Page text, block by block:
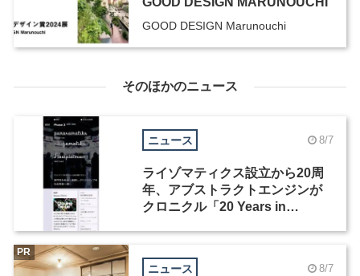
GOOD DESIGN Marunouchi
そのほかのニュース
ニュース 8/7
ライゾマティクス設立から20周
年、アブストラクトエンジンが
クロニクル「20 Years in
ニュース 8/7
PR